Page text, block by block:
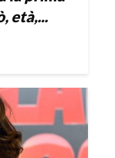
età,...